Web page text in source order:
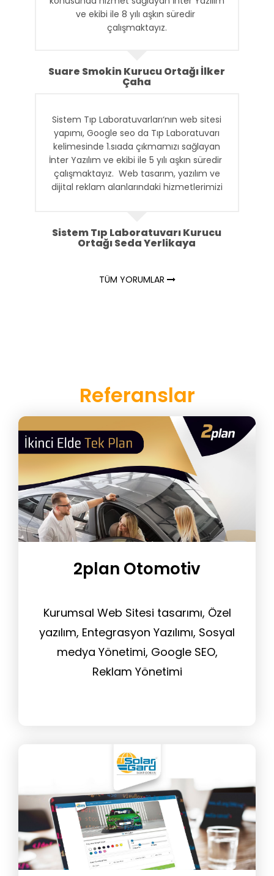
ve ekibi ile 8 yılı aşkın süredir
çalışmaktayız.
Suare Smokin Kurucu Ortağı İlker
Çaha
Sistem Tıp Laboratuvarları‘nın web sitesi
yapımı, Google seo da Tıp Laboratuvarı
kelimesinde 1.sıada çıkmamızı sağlayan
İnter Yazılım ve ekibi ile 5 yılı aşkın süredir
çalışmaktayız. Web tasarım, yazılım ve
dijital reklam alanlarındaki hizmetlerimizi
gibi işimizi sahiplenmeleridir.
Sistem Tıp Laboratuvarı Kurucu
Ortağı Seda Yerlikaya
TÜM YORUMLAR
Referanslar
2plan Otomotiv
Kurumsal Web Sitesi tasarımı, Özel
yazılım, Entegrasyon Yazılımı, Sosyal
medya Yönetimi, Google SEO,
Reklam Yönetimi